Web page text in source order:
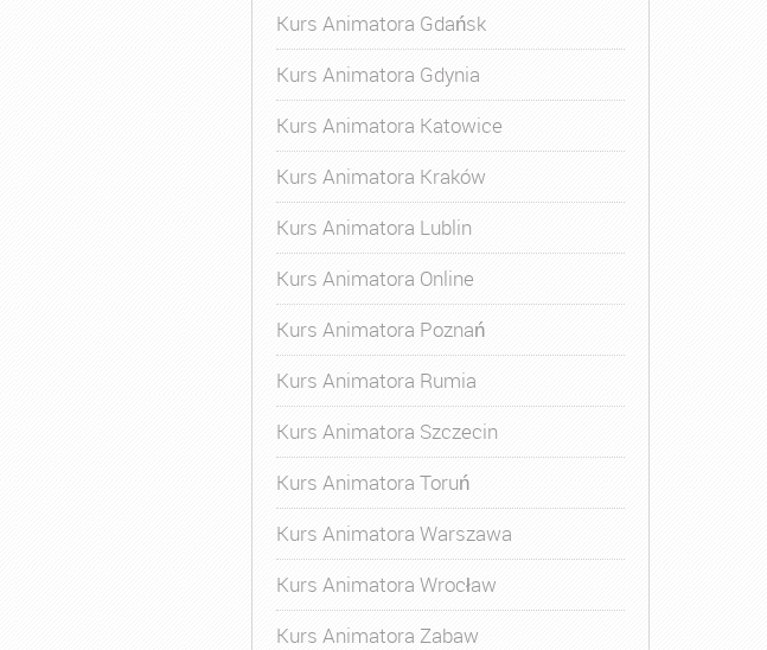
Kurs Animatora Gdańsk
Kurs Animatora Gdynia
Kurs Animatora Katowice
Kurs Animatora Kraków
Kurs Animatora Lublin
Kurs Animatora Online
Kurs Animatora Poznań
Kurs Animatora Rumia
Kurs Animatora Szczecin
Kurs Animatora Toruń
Kurs Animatora Warszawa
Kurs Animatora Wrocław
Kurs Animatora Zabaw